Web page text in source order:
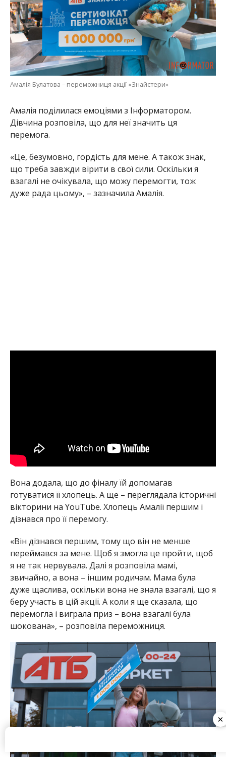
Амалія Булатова – переможниця акції «Знайстери»
Амалія поділилася емоціями з Інформатором.
Дівчина розповіла, що для неї значить ця
перемога.
«Це, безумовно, гордість для мене. А також знак,
що треба завжди вірити в свої сили. Оскільки я
взагалі не очікувала, що можу перемогти, тож
дуже рада цьому», – зазначила Амалія.
Вона додала, що до фіналу їй допомагав
готуватися її хлопець. А ще – переглядала історичні
вікторини на YouTube. Хлопець Амалії першим і
дізнався про її перемогу.
«Він дізнався першим, тому що він не менше
переймався за мене. Щоб я змогла це пройти, щоб
я не так нервувала. Далі я розповіла мамі,
звичайно, а вона – іншим родичам. Мама була
дуже щаслива, оскільки вона не знала взагалі, що я
беру участь в цій акції. А коли я ще сказала, що
перемогла і виграла приз – вона взагалі була
шокована», – розповіла переможниця.
×